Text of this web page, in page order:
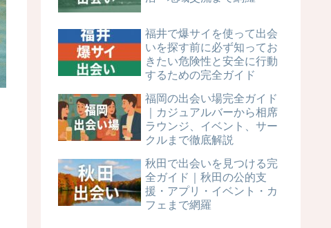
福井で爆サイを使って出会
いを探す前に必ず知ってお
きたい危険性と安全に行動
するための完全ガイド
福岡の出会い場完全ガイド
｜カジュアルバーから相席
ラウンジ、イベント、サー
クルまで徹底解説
秋田で出会いを見つける完
全ガイド｜秋田の公的支
援・アプリ・イベント・カ
フェまで網羅